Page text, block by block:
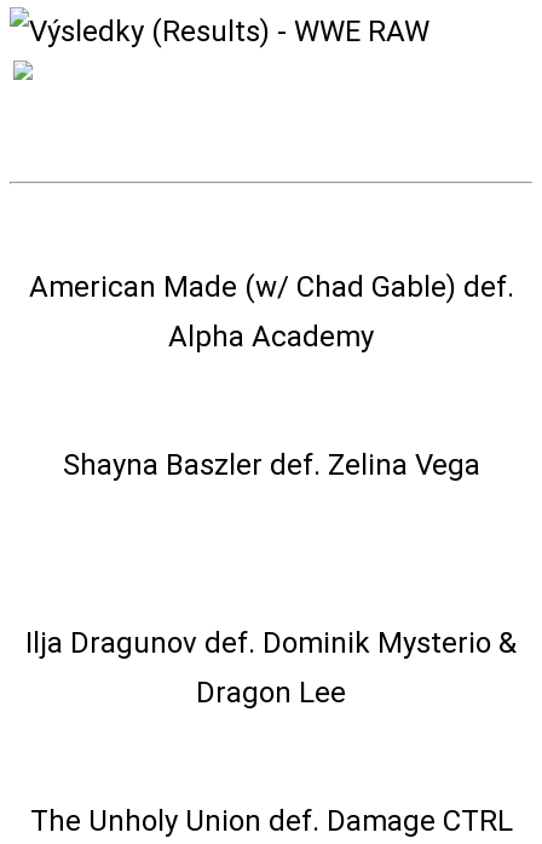
American Made (w/ Chad Gable) def.
Alpha Academy
Shayna Baszler def. Zelina Vega
Ilja Dragunov def. Dominik Mysterio &
Dragon Lee
The Unholy Union def. Damage CTRL